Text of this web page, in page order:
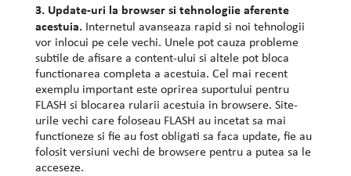
3. Update-uri la browser si tehnologiie aferente
acestuia.Internetul avanseaza rapid si noi tehnologii
vor inlocui pe cele vechi. Unele pot cauza probleme
subtile de afisare a content-ului si altele pot bloca
functionarea completa a acestuia. Cel mai recent
exemplu important este oprirea suportului pentru
FLASH si blocarea rularii acestuia in browsere. Site-
urile vechi care foloseau FLASH au incetat sa mai
functioneze si fie au fost obligati sa faca update, fie au
folosit versiuni vechi de browsere pentru a putea sa le
acceseze.